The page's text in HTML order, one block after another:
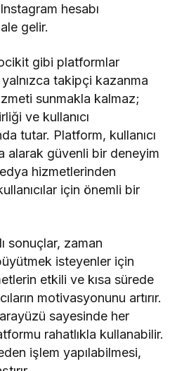
hesabı
gelir.
gibi platformlar
takipçi kazanma
sunmakla kalmaz;
ve kullanıcı
tutar. Platform, kullanıcı
alarak güvenli bir deneyim
hizmetlerinden
için önemli bir
sonuçlar, zaman
isteyenler için
etkili ve kısa sürede
motivasyonunu artırır.
sayesinde her
rahatlıkla kullanabilir.
işlem yapılabilmesi,